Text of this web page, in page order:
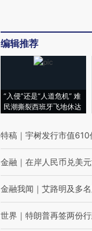
编辑推荐
“入侵”还是“人道危机” 难
民潮撕裂西班牙飞地休达
特稿 ｜ 宇树发行市值
金融 ｜ 在岸人民币兑美
金融我闻 ｜ 艾路明及多
世界 ｜ 特朗普再签两份